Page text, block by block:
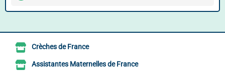
Crèches de France
Assistantes Maternelles de France